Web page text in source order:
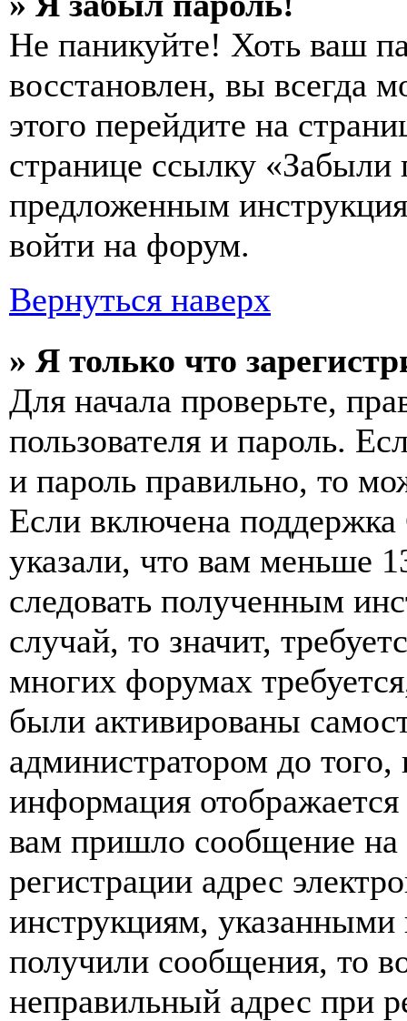
Не паникуйте! Хоть ваш
восстановлен, вы всегда
этого перейдите на
странице ссылку «Забыли
предложенным
войти на форум.
Вернуться наверх
» Я только что
Для начала проверьте,
пользователя и пароль.
и пароль правильно, то
Если включена
указали, что вам меньше
следовать полученным
случай, то значит,
многих форумах
были активированы
администратором до
информация
вам пришло сообщение
регистрации адрес
инструкциям,
получили сообщения, то
неправильный адрес при